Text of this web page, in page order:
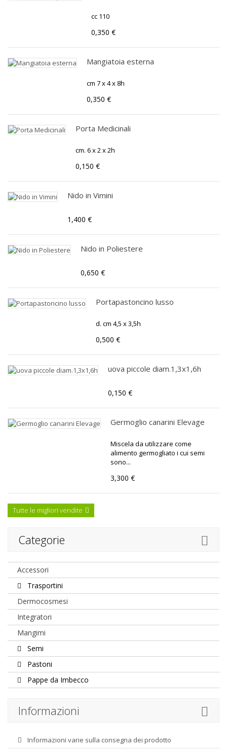
cc 110
0,350 €
Mangiatoia esterna
cm 7 x 4 x 8h
0,350 €
Porta Medicinali
cm. 6 x 2 x 2h
0,150 €
Nido in Vimini
1,400 €
Nido in Poliestere
0,650 €
Portapastoncino lusso
d. cm 4,5 x 3,5h
0,500 €
uova piccole diam.1,3x1,6h
0,150 €
Germoglio canarini Elevage
Miscela da utilizzare come
alimento germogliato i cui semi
sono...
3,300 €
Tutte le migliori vendite
Categorie
Accessori
Trasportini
Dermocosmesi
Integratori
Mangimi
Semi
Pastoni
Pappe da Imbecco
Informazioni
Informazioni varie sulla consegna dei prodotto